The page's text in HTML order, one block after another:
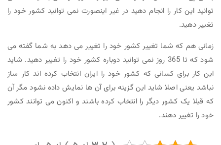
توانید این کار را انجام دهید در غیر اینصورت نمی توانید کشور خود را
تغییر دهید.
زمانی هم که شما تغییر کشور خود را تغییر می دهد به شما گفته می
شود که تا 365 روز نمی توانید دوباره کشور خود را تغییر دهید. شاید
این کار برای کسانی که کشور خود را ایران انتخاب کرده اند کار ساز
نباشد یعنی اصلا شاید این گزینه برای آن ها نمایش داده نشود مگر آن
که قبلا یک کشور دیگر را انتخاب کرده باشند و اکنون می توانند کشور
خود را تغییر دهند.